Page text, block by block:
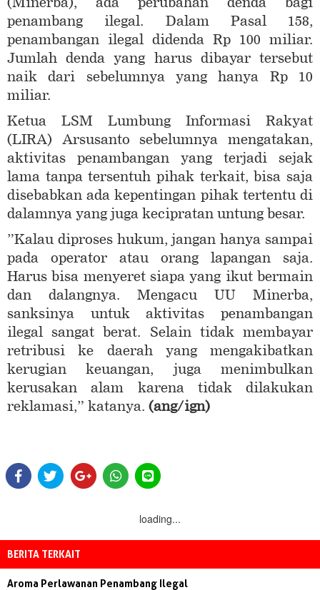
penambang ilegal. Dalam Pasal 158,
penambangan ilegal didenda Rp 100 miliar.
Jumlah denda yang harus dibayar tersebut
naik dari sebelumnya yang hanya Rp 10
miliar.
Ketua LSM Lumbung Informasi Rakyat
(LIRA) Arsusanto sebelumnya mengatakan,
aktivitas penambangan yang terjadi sejak
lama tanpa tersentuh pihak terkait, bisa saja
disebabkan ada kepentingan pihak tertentu di
dalamnya yang juga kecipratan untung besar.
”Kalau diproses hukum, jangan hanya sampai
pada operator atau orang lapangan saja.
Harus bisa menyeret siapa yang ikut bermain
dan dalangnya. Mengacu UU Minerba,
sanksinya untuk aktivitas penambangan
ilegal sangat berat. Selain tidak membayar
retribusi ke daerah yang mengakibatkan
kerugian keuangan, juga menimbulkan
kerusakan alam karena tidak dilakukan
reklamasi,” katanya. (ang/ign)
loading...
BERITA TERKAIT
Aroma Perlawanan Penambang Ilegal